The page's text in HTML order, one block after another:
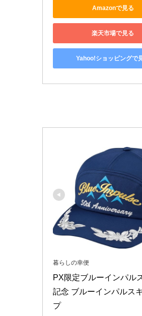
Amazonで見る
楽天市場で見る
Yahoo!ショッピングで
暮らしの幸便
PX限定ブルーインパル
記念 ブルーインパルス
プ